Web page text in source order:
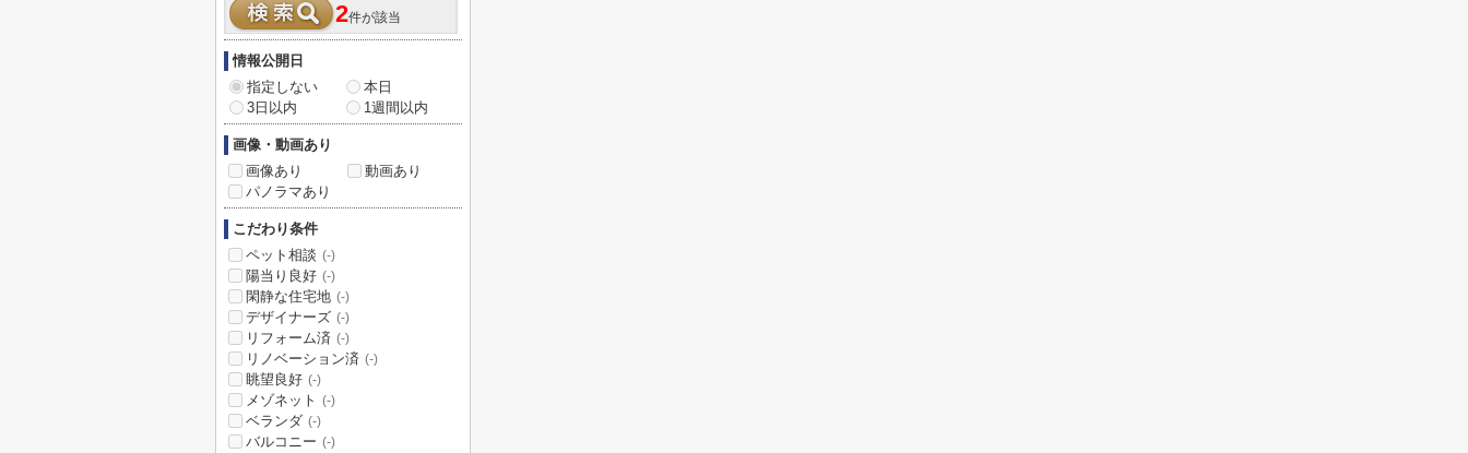
2件が該当
情報公開日
指定しない
本日
3日以内
1週間以内
画像・動画あり
画像あり
動画あり
パノラマあり
こだわり条件
ペット相談 (-)
陽当り良好 (-)
閑静な住宅地 (-)
デザイナーズ (-)
リフォーム済 (-)
リノベーション済 (-)
眺望良好 (-)
メゾネット (-)
ベランダ (-)
バルコニー (-)